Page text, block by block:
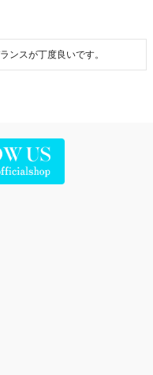
ンスが丁度良いです。